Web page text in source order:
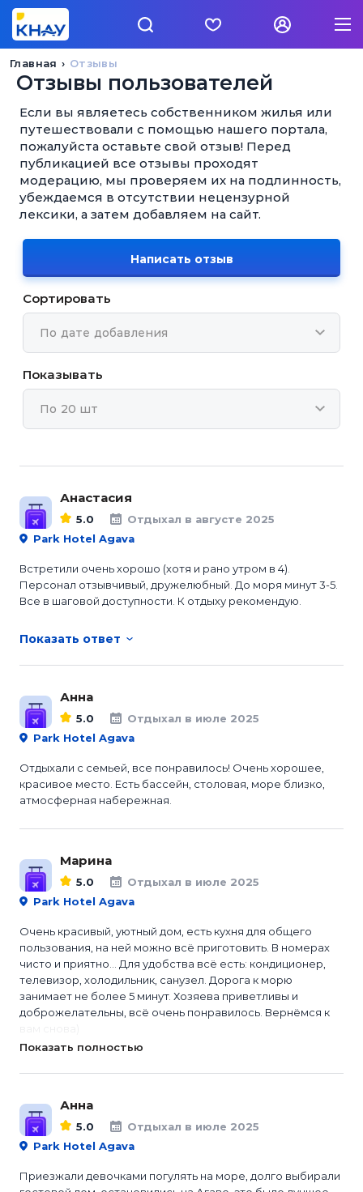
Отзывы
Главная
Отзывы пользователей
Если вы являетесь собственником жилья или
путешествовали с помощью нашего портала,
пожалуйста оставьте свой отзыв! Перед
публикацией все отзывы проходят
модерацию, мы проверяем их на подлинность,
убеждаемся в отсутствии нецензурной
лексики, а затем добавляем на сайт.
Сортировать
По дате добавления
Показывать
По 20 шт
Написать отзыв
Анастасия
5.0
Отдыхал в августе 2025
Park Hotel Agava
Встретили очень хорошо (хотя и рано утром в 4).
Персонал отзывчивый, дружелюбный. До моря минут 3-5.
Все в шаговой доступности. К отдыху рекомендую.
Показать ответ
Анна
5.0
Отдыхал в июле 2025
Park Hotel Agava
Отдыхали с семьей, все понравилось! Очень хорошее,
красивое место. Есть бассейн, столовая, море близко,
атмосферная набережная.
Марина
5.0
Отдыхал в июле 2025
Park Hotel Agava
Очень красивый, уютный дом, есть кухня для общего
пользования, на ней можно всё приготовить. В номерах
чисто и приятно… Для удобства всё есть: кондиционер,
телевизор, холодильник, санузел. Дорога к морю
занимает не более 5 минут. Хозяева приветливы и
доброжелательны, всё очень понравилось. Вернёмся к
Показать полностью
Анна
5.0
Отдыхал в июле 2025
Park Hotel Agava
Приезжали девочками погулять на море, долго выбирали